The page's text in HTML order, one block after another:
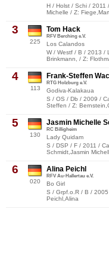
H / Holst / Schi / 2011
Michelle / Z:
3
225
Tom Hack
RFV Berching e.V.
Los Calandos
W / Westf / B / 2013 /
Brinkmann, / Z:
4
113
Frank-Steffen
RTG Holzburg e.V.
Godiva-Kalakaua
S / OS / Db / 2009 /
Steffen / Z:
5
130
Jasmin Michelle
RC Billigheim
Lady Quidam
S / DSP / F / 2011 /
Schmidt,Jasmin
6
020
Alina Peichl
RFV Au-Hallertau e.V.
Bo Girl
S / Grpf.o.R / B /
Peichl,Alina